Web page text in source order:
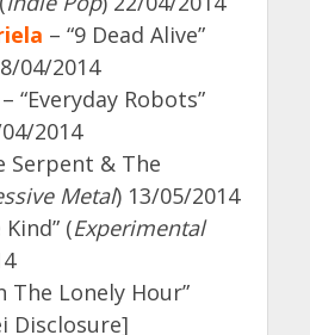
– “9 Dead Alive”
04/2014
– “Everyday Robots”
2014
Serpent & The
Metal) 13/05/2014
(Experimental
The Lonely Hour”
Disclosure]